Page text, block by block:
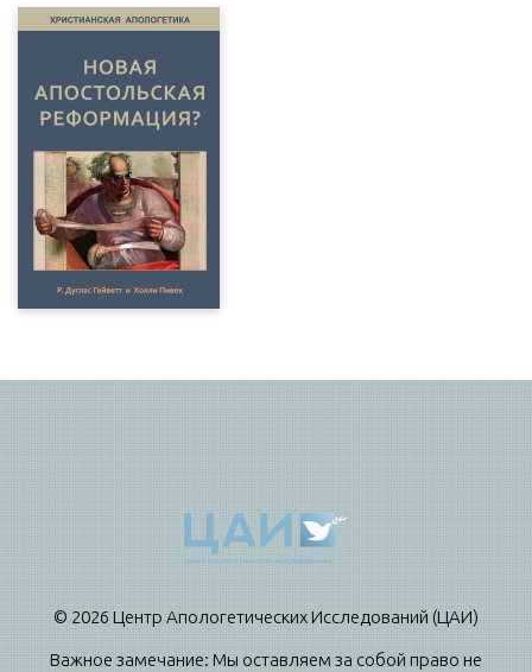
© 2026 Центр Апологетических Исследований (ЦАИ)
Важное замечание: Мы оставляем за собой право не